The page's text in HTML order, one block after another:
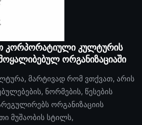
კორპორატიული კულტურის
ორგანიზაციაში
მარტივად რომ ვთქვათ, არის
ნორმების, წესების
ორგანიზაციის
მუშაობის სტილს,